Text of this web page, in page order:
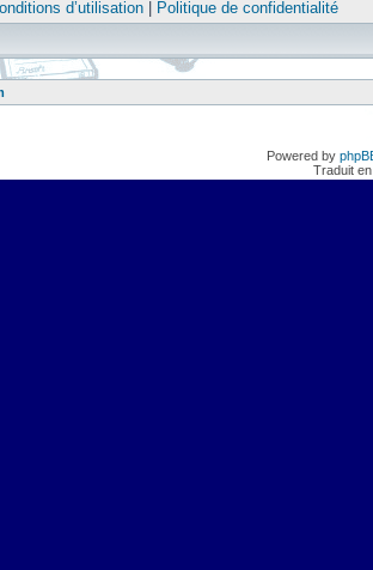
d’utilisation| Politique de confidentialité
Powered by
Traduit